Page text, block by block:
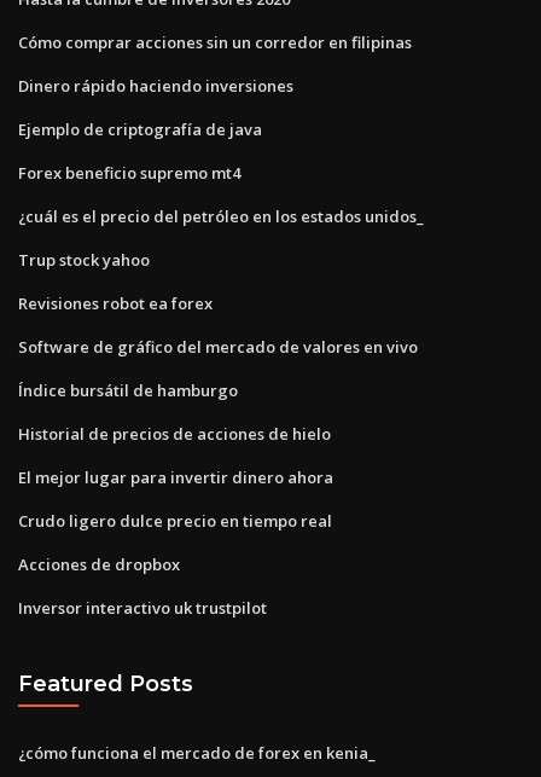
Cómo comprar acciones sin un corredor en filipinas
Dinero rápido haciendo inversiones
Ejemplo de criptografía de java
Forex beneficio supremo mt4
¿cuál es el precio del petróleo en los estados unidos_
Trup stock yahoo
Revisiones robot ea forex
Software de gráfico del mercado de valores en vivo
Índice bursátil de hamburgo
Historial de precios de acciones de hielo
El mejor lugar para invertir dinero ahora
Crudo ligero dulce precio en tiempo real
Acciones de dropbox
Inversor interactivo uk trustpilot
Featured Posts
¿cómo funciona el mercado de forex en kenia_